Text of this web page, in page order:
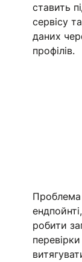
ставить
сервісу
даних
профілів.
Проблема
робити